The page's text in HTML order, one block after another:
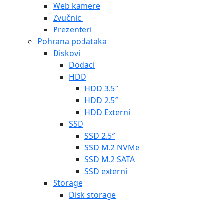
Web kamere
Zvučnici
Prezenteri
Pohrana podataka
Diskovi
Dodaci
HDD
HDD 3.5″
HDD 2.5″
HDD Externi
SSD
SSD 2.5″
SSD M.2 NVMe
SSD M.2 SATA
SSD externi
Storage
Disk storage